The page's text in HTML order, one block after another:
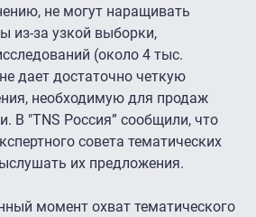
не могут наращивать
из-за узкой выборки,
(около 4 тыс.
дает достаточно четкую
необходимую для продаж
В "TNS Россия” сообщили, что
совета тематических
их предложения.
момент охват тематического